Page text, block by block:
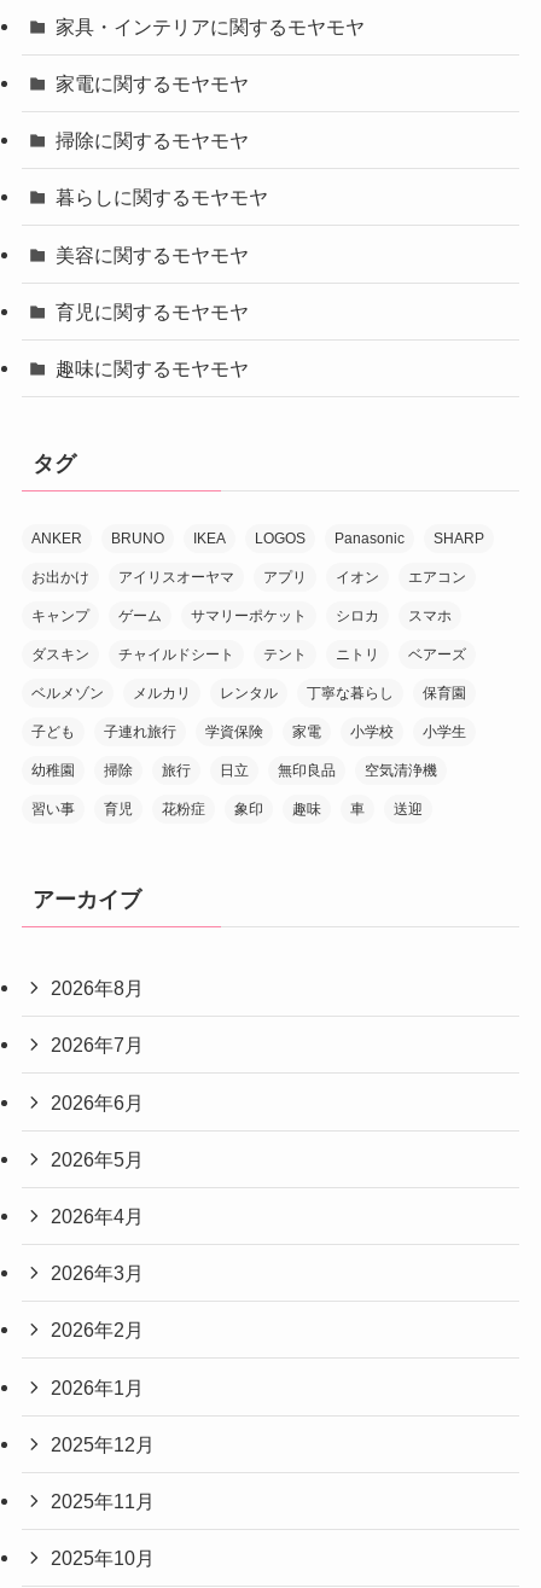
家具・インテリアに関するモヤモヤ
家電に関するモヤモヤ
掃除に関するモヤモヤ
暮らしに関するモヤモヤ
美容に関するモヤモヤ
育児に関するモヤモヤ
趣味に関するモヤモヤ
タグ
ANKER BRUNO IKEA LOGOS Panasonic SHARP
お出かけ アイリスオーヤマ アプリ イオン エアコン
キャンプ ゲーム サマリーポケット シロカ スマホ
ダスキン チャイルドシート テント ニトリ ベアーズ
ベルメゾン メルカリ レンタル 丁寧な暮らし 保育園
子ども 子連れ旅行 学資保険 家電 小学校 小学生
幼稚園 掃除 旅行 日立 無印良品 空気清浄機
習い事 育児 花粉症 象印 趣味 車 送迎
アーカイブ
2026年8月
2026年7月
2026年6月
2026年5月
2026年4月
2026年3月
2026年2月
2026年1月
2025年12月
2025年11月
2025年10月